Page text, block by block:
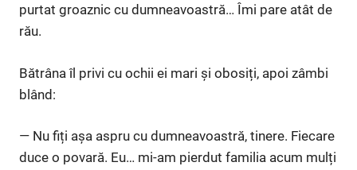
purtat groaznic cu dumneavoastră… Îmi pare atât de
rău.
Bătrâna îl privi cu ochii ei mari și obosiți, apoi zâmbi
blând:
— Nu fiți așa aspru cu dumneavoastră, tinere. Fiecare
duce o povară. Eu… mi-am pierdut familia acum mulți